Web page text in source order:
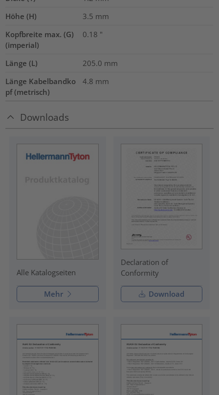
Höhe (H)
3.5 mm
Kopfbreite max. (G)
(imperial)
0.18 "
Länge (L) 205.0 mm
Länge Kabelbandko
pf (metrisch)
4.8 mm
Downloads
Alle Katalogseiten
Mehr
Declaration of
Conformity
Download